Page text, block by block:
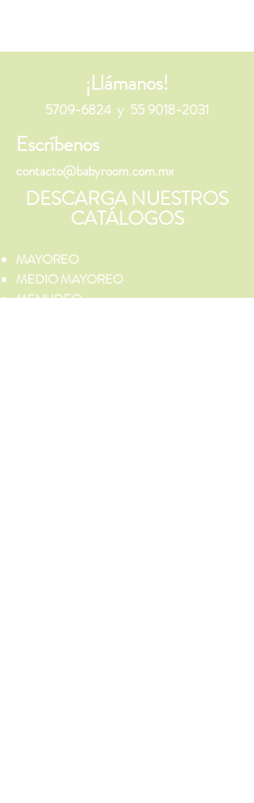
¡Llámanos!
5709-6824 y 55 9018-2031
Escríbenos
contacto@babyroom.com.mx
DESCARGA NUESTROS
CATÁLOGOS
MAYOREO
MEDIO MAYOREO
MENUDEO